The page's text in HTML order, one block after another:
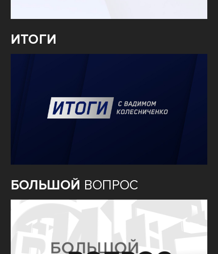
ИТОГИ
БОЛЬШОЙ ВОПРОС